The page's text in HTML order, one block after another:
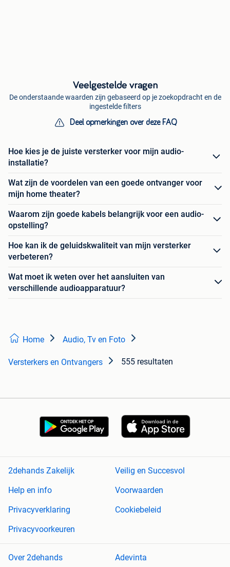
Veelgestelde vragen
De onderstaande waarden zijn gebaseerd op je zoekopdracht en de
ingestelde filters
Deel opmerkingen over deze FAQ
Hoe kies je de juiste versterker voor mijn audio-
installatie?
Wat zijn de voordelen van een goede ontvanger voor
mijn home theater?
Waarom zijn goede kabels belangrijk voor een audio-
opstelling?
Hoe kan ik de geluidskwaliteit van mijn versterker
verbeteren?
Wat moet ik weten over het aansluiten van
verschillende audioapparatuur?
Home Audio, Tv en Foto
Versterkers en Ontvangers 555 resultaten
2dehands Zakelijk
Veilig en Succesvol
Help en info
Voorwaarden
Privacyverklaring
Cookiebeleid
Privacyvoorkeuren
Over 2dehands Adevinta